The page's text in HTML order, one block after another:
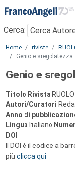
Menu
Cerca:
Main content
Home riviste
Genio e sregolatezza
Genio e
Titolo Rivista
Autori/Curatori
Anno di
Lingua Italiano
DOI
Il DOI è il codice a
più clicca qui